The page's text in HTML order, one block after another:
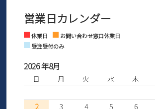
さい。
※土日祝はお問い合わせ窓口休業日となります。
Facebook Instagram
営業日カレンダー
休業日
お問い合わせ窓口休業日
受注受付のみ
2026 年8月
日 月 火 水 木
2
3 4 5 6